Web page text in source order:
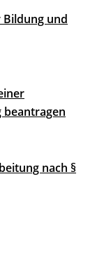
und
nach §